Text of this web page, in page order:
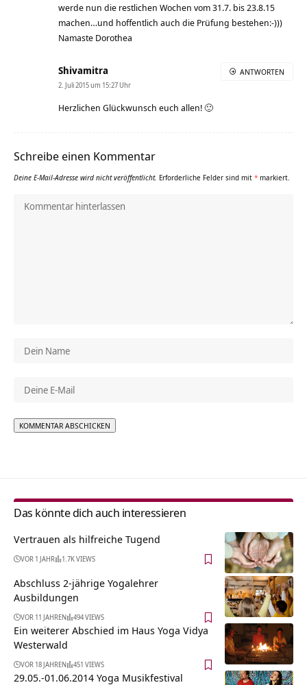
werde nun die restlichen Wochen vom 31.7. bis 23.8.15
machen…und hoffentlich auch die Prüfung bestehen:-)))
Namaste Dorothea
Shivamitra
2. Juli 2015 um 15:27 Uhr
Herzlichen Glückwunsch euch allen! 🙂
ANTWORTEN
Schreibe einen Kommentar
Deine E-Mail-Adresse wird nicht veröffentlicht. Erforderliche Felder sind mit * markiert.
Das könnte dich auch interessieren
Vertrauen als hilfreiche Tugend
VOR 1 JAHR 1.7K VIEWS
Abschluss 2-jährige Yogalehrer
Ausbildungen
VOR 11 JAHREN 494 VIEWS
Ein weiterer Abschied im Haus Yoga Vidya
Westerwald
VOR 18 JAHREN 451 VIEWS
29.05.-01.06.2014 Yoga Musikfestival